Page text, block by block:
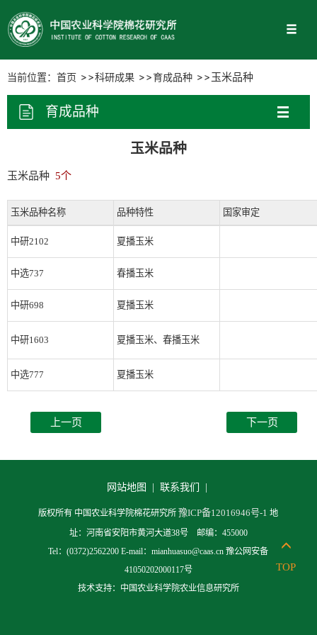
当前位置： 首页 科研成果 育成品种 玉米品种
育成品种
玉米品种
玉米品种 5个
玉米品种名称 品种特性 国家审定
中研2102 夏播玉米
中选737 春播玉米
中研698 夏播玉米
中研1603 夏播玉米、春播玉米
中选777 夏播玉米
上一页 下一页
网站地图 | 联系我们 |
版权所有 中国农业科学院棉花研究所豫ICP备12016946号-1 地
址：河南省安阳市黄河大道38号 邮编：455000
Tel：(0372)2562200 E-mail：mianhuasuo@caas.cn 豫公网安备
41050202000117号
技术支持：中国农业科学院农业信息研究所
TOP